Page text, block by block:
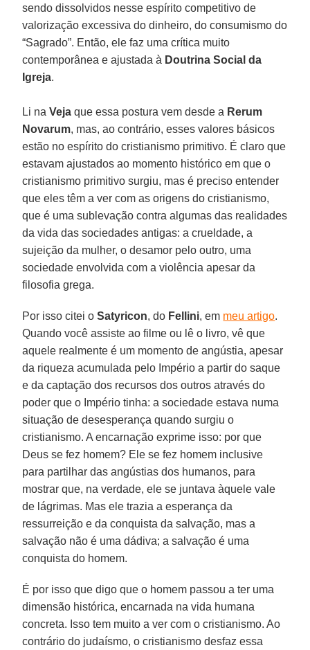
sendo dissolvidos nesse espírito competitivo de
valorização excessiva do dinheiro, do consumismo do
“Sagrado”. Então, ele faz uma crítica muito
contemporânea e ajustada à Doutrina Social da
Igreja.
Li naVeja que essa postura vem desde a Rerum
Novarum, mas, ao contrário, esses valores básicos
estão no espírito do cristianismo primitivo. É claro que
estavam ajustados ao momento histórico em que o
cristianismo primitivo surgiu, mas é preciso entender
que eles têm a ver com as origens do cristianismo,
que é uma sublevação contra algumas das realidades
da vida das sociedades antigas: a crueldade, a
sujeição da mulher, o desamor pelo outro, uma
sociedade envolvida com a violência apesar da
filosofia grega.
Por isso citei oSatyricon, do Fellini, em meu artigo.
Quando você assiste ao filme ou lê o livro, vê que
aquele realmente é um momento de angústia, apesar
da riqueza acumulada pelo Império a partir do saque
e da captação dos recursos dos outros através do
poder que o Império tinha: a sociedade estava numa
situação de desesperança quando surgiu o
cristianismo. A encarnação exprime isso: por que
Deus se fez homem? Ele se fez homem inclusive
para partilhar das angústias dos humanos, para
mostrar que, na verdade, ele se juntava àquele vale
de lágrimas. Mas ele trazia a esperança da
ressurreição e da conquista da salvação, mas a
salvação não é uma dádiva; a salvação é uma
conquista do homem.
É por isso que digo que o homem passou a ter uma
dimensão histórica, encarnada na vida humana
concreta. Isso tem muito a ver com o cristianismo. Ao
contrário do judaísmo, o cristianismo desfaz essa